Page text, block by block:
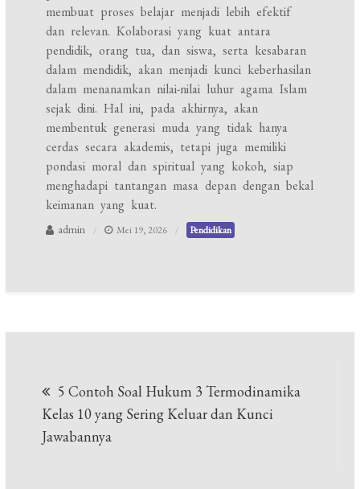
membuat proses belajar menjadi lebih efektif
dan relevan. Kolaborasi yang kuat antara
pendidik, orang tua, dan siswa, serta kesabaran
dalam mendidik, akan menjadi kunci keberhasilan
dalam menanamkan nilai-nilai luhur agama Islam
sejak dini. Hal ini, pada akhirnya, akan
membentuk generasi muda yang tidak hanya
cerdas secara akademis, tetapi juga memiliki
pondasi moral dan spiritual yang kokoh, siap
menghadapi tantangan masa depan dengan bekal
keimanan yang kuat.
admin Mei 19, 2026 Pendidikan
pos
5 Contoh Soal Hukum 3 Termodinamika
Kelas 10 yang Sering Keluar dan Kunci
Jawabannya